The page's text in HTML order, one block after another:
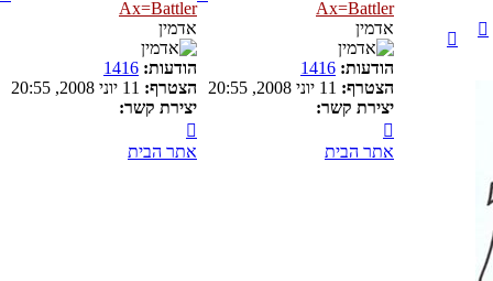
Ax=Battler
אדמין
הודעות: 1416
הצטרף:
יצירת קשר:
קשר
עם
אתר הבית
למעלה
Ax=Battler
אדמין
הודעות: 1416
הצטרף:
יצירת קשר:
קשר
עם
אתר הבית